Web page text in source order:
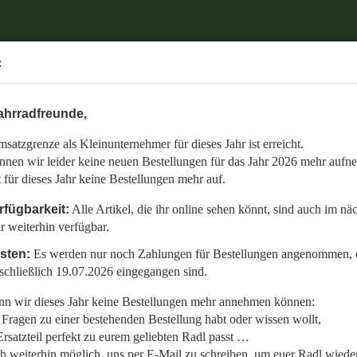
als Kleinunternehmer für dieses Jahr ist erreicht.
wir leider keine neuen Bestellungen für das Jahr 2026 mehr
dieses Jahr keine Bestellungen mehr auf.
Alle Artikel, die ihr online sehen könnt, sind auch im
weiterhin verfügbar.
Es werden nur noch Zahlungen für Bestellungen angenommen,
19.07.2026 eingegangen sind.
wir dieses Jahr keine Bestellungen mehr annehmen können:
zu einer bestehenden Bestellung habt oder wissen wollt,
perfekt zu eurem geliebten Radl passt …
weiterhin möglich, uns per E-Mail zu schreiben, um euer Radl
aufnehmen.
im nächsten Jahr weiterhin verfügbar.
die bis einschließlich 19.07.2026 eingegangen sind.
wieder fit zu bekommen.
auf den gemeinsamen Start in die neue Saison am 01.01.2027!